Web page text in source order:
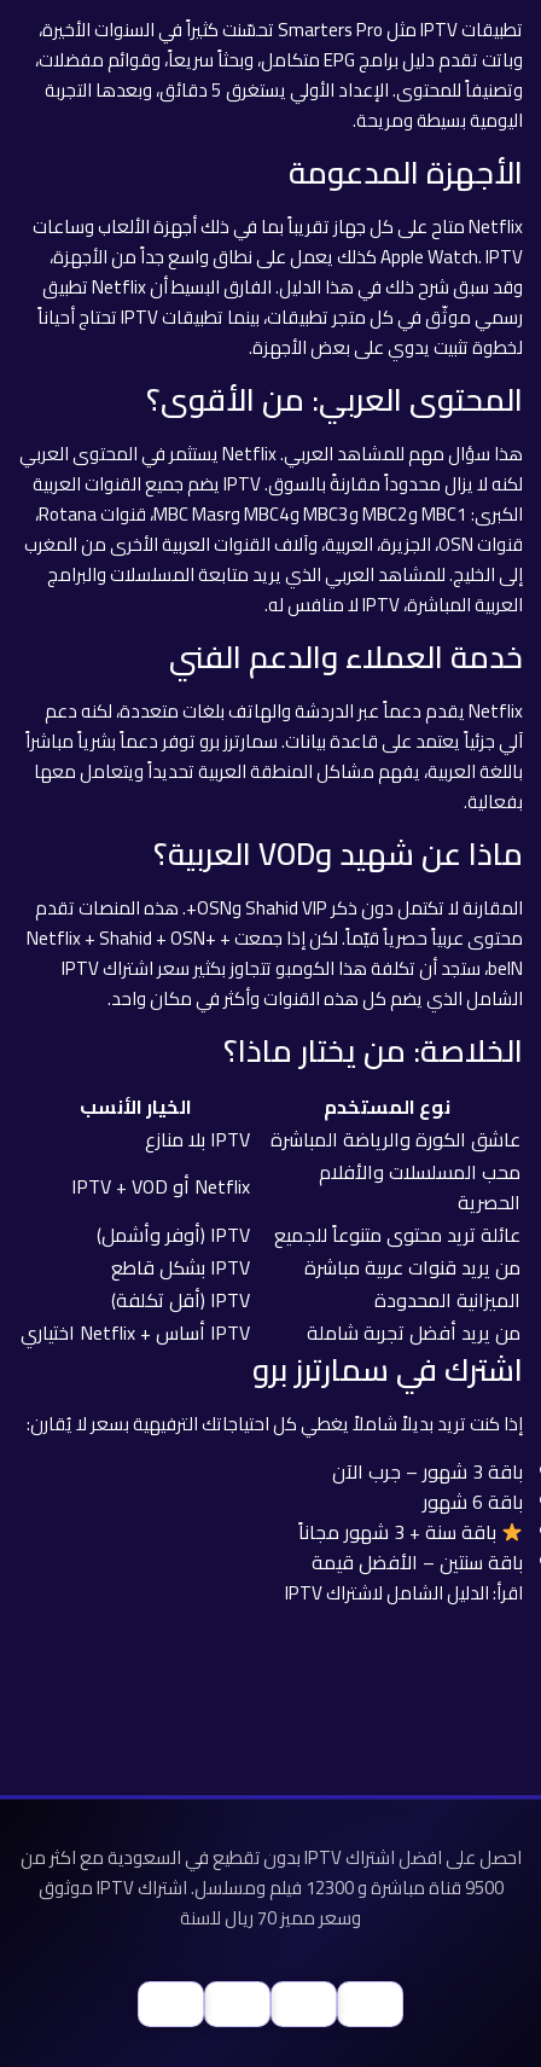
تطبيقات IPTV مثل Smarters Pro تحسّنت كثيراً في السنوات الأخيرة،
وباتت تقدم دليل برامج EPG متكامل، وبحثاً سريعاً، وقوائم مفضلات،
وتصنيفاً للمحتوى. الإعداد الأولي يستغرق 5 دقائق، وبعدها التجربة
اليومية بسيطة ومريحة.
الأجهزة المدعومة
Netflix متاح على كل جهاز تقريباً بما في ذلك أجهزة الألعاب وساعات
Apple Watch. IPTV كذلك يعمل على نطاق واسع جداً من الأجهزة،
وقد سبق شرح ذلك في هذا الدليل. الفارق البسيط أن Netflix تطبيق
رسمي موثّق في كل متجر تطبيقات، بينما تطبيقات IPTV تحتاج أحياناً
لخطوة تثبيت يدوي على بعض الأجهزة.
المحتوى العربي: من الأقوى؟
هذا سؤال مهم للمشاهد العربي. Netflix يستثمر في المحتوى العربي
لكنه لا يزال محدوداً مقارنةً بالسوق. IPTV يضم جميع القنوات العربية
الكبرى: MBC1 وMBC2 وMBC3 وMBC4 وMBC Masr، قنوات Rotana،
قنوات OSN، الجزيرة، العربية، وآلاف القنوات العربية الأخرى من المغرب
إلى الخليج. للمشاهد العربي الذي يريد متابعة المسلسلات والبرامج
العربية المباشرة، IPTV لا منافس له.
خدمة العملاء والدعم الفني
Netflix يقدم دعماً عبر الدردشة والهاتف بلغات متعددة، لكنه دعم
آلي جزئياً يعتمد على قاعدة بيانات. سمارترز برو توفر دعماً بشرياً مباشراً
باللغة العربية، يفهم مشاكل المنطقة العربية تحديداً ويتعامل معها
بفعالية.
ماذا عن شهيد وVOD العربية؟
المقارنة لا تكتمل دون ذكر Shahid VIP وOSN+. هذه المنصات تقدم
محتوى عربياً حصرياً قيّماً. لكن إذا جمعت Netflix + Shahid + OSN+ +
beIN، ستجد أن تكلفة هذا الكومبو تتجاوز بكثير سعر اشتراك IPTV
الشامل الذي يضم كل هذه القنوات وأكثر في مكان واحد.
الخلاصة: من يختار ماذا؟
نوع المستخدم
الخيار الأنسب
عاشق الكورة والرياضة المباشرة IPTV بلا منازع
محب المسلسلات والأفلام
الحصرية
Netflix أو IPTV + VOD
عائلة تريد محتوى متنوعاً للجميع
IPTV (أوفر وأشمل)
من يريد قنوات عربية مباشرة
IPTV بشكل قاطع
الميزانية المحدودة
IPTV (أقل تكلفة)
من يريد أفضل تجربة شاملة
IPTV أساس + Netflix اختياري
اشترك في سمارترز برو
إذا كنت تريد بديلاً شاملاً يغطي كل احتياجاتك الترفيهية بسعر لا يُقارن:
باقة 3 شهور – جرب الآن
باقة 6 شهور
باقة سنة + 3 شهور مجاناً
باقة سنتين – الأفضل قيمة
اقرأ:الدليل الشامل لاشتراك IPTV
احصل على افضل اشتراك IPTV بدون تقطيع في السعودية مع اكثر من
9500 قناة مباشرة و 12300 فيلم ومسلسل. اشتراك IPTV موثوق
وسعر مميز 70 ريال للسنة